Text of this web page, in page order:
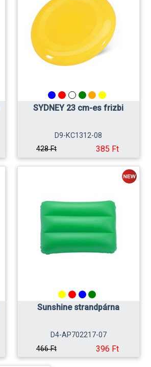
SYDNEY 23 cm-es frizbi
D9-KC1312-08
428 Ft
385 Ft
Sunshine strandpárna
D4-AP702217-07
466 Ft
396 Ft